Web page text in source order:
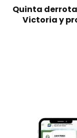
Quinta
Victoria y